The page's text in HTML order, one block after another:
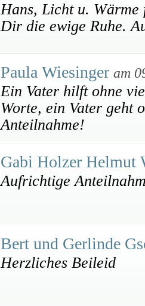
Hans, Licht u. Wärme
Dir die ewige Ruhe.
Paula Wiesinger am
Ein Vater hilft ohne
Worte, ein Vater geht
Anteilnahme!
Gabi Holzer Helmut
Aufrichtige
Bert und Gerlinde
Herzliches Beileid